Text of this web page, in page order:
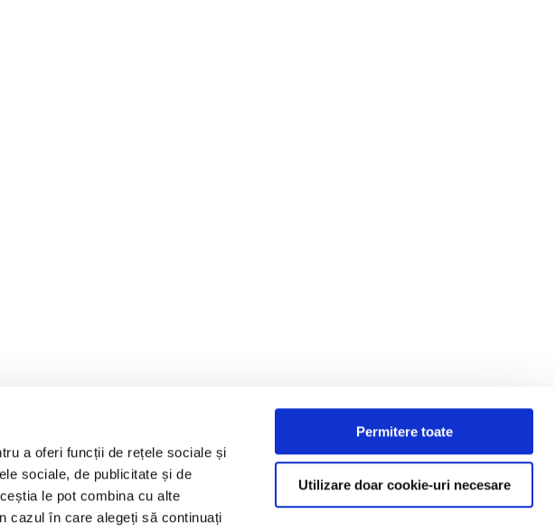
a oferi funcții de rețele sociale și
sociale, de publicitate și de
le pot combina cu alte
cazul în care alegeți să continuați
Permitere toate
Utilizare doar cookie-uri necesare